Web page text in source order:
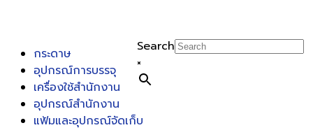
Search
×
กระดาษ
อุปกรณ์การบรรจุ
เครื่องใช้สำนักงาน
อุปกรณ์สำนักงาน
แฟ้มและอุปกรณ์จัดเก็บ